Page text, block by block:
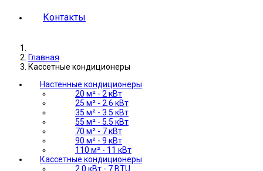
Контакты
Главная
Кассетные кондиционеры
Настенные кондиционеры
20 м² - 2 кВт
25 м² - 2.6 кВт
35 м² - 3.5 кВт
55 м² - 5.5 кВт
70 м² - 7 кВт
90 м² - 9 кВт
110 м² - 11 кВт
Кассетные кондиционеры
2.0 кВт - 7 BTU